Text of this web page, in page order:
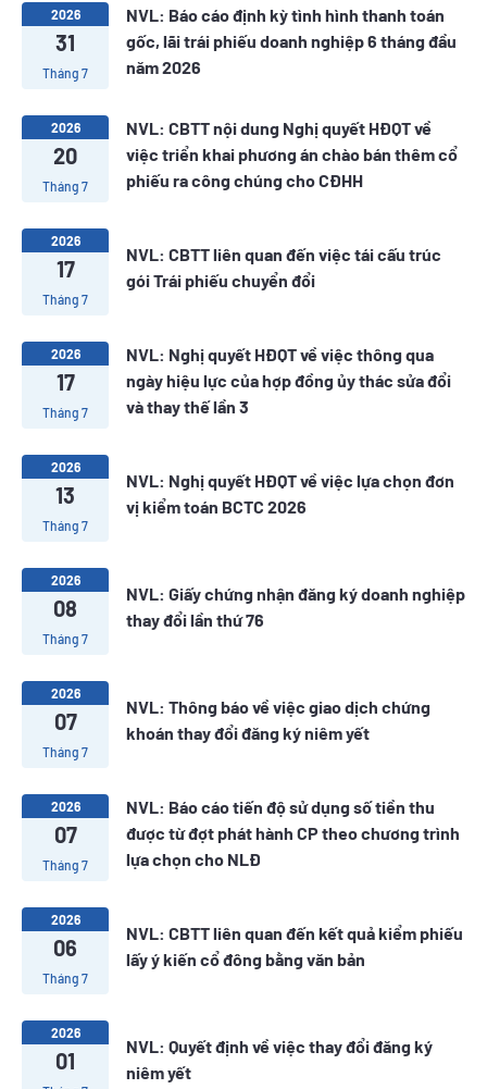
2026
31
Tháng 7
NVL: Báo cáo định kỳ tình hình thanh toán
gốc, lãi trái phiếu doanh nghiệp 6 tháng đầu
năm 2026
2026
20
Tháng 7
NVL: CBTT nội dung Nghị quyết HĐQT về
việc triển khai phương án chào bán thêm cổ
phiếu ra công chúng cho CĐHH
2026
17
Tháng 7
NVL: CBTT liên quan đến việc tái cấu trúc
gói Trái phiếu chuyển đổi
2026
17
Tháng 7
NVL: Nghị quyết HĐQT về việc thông qua
ngày hiệu lực của hợp đồng ủy thác sửa đổi
và thay thế lần 3
2026
13
Tháng 7
NVL: Nghị quyết HĐQT về việc lựa chọn đơn
vị kiểm toán BCTC 2026
2026
08
Tháng 7
NVL: Giấy chứng nhận đăng ký doanh nghiệp
thay đổi lần thứ 76
2026
07
Tháng 7
NVL: Thông báo về việc giao dịch chứng
khoán thay đổi đăng ký niêm yết
2026
07
Tháng 7
NVL: Báo cáo tiến độ sử dụng số tiền thu
được từ đợt phát hành CP theo chương trình
lựa chọn cho NLĐ
2026
06
Tháng 7
NVL: CBTT liên quan đến kết quả kiểm phiếu
lấy ý kiến cổ đông bằng văn bản
2026
01
NVL: Quyết định về việc thay đổi đăng ký
niêm yết